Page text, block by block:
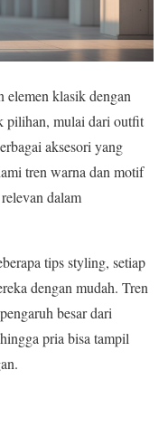
elemen klasik dengan
pilihan, mulai dari outfit
aksesori yang
tren warna dan motif
dalam
tips styling, setiap
dengan mudah. Tren
besar dari
pria bisa tampil